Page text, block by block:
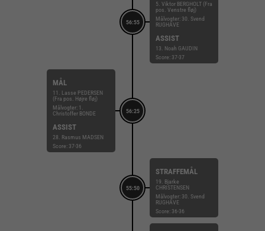
56:55
5. Viktor BERGHOLT (Fra
pos. Venstre fløj)
Målvogter: 30. Svend
RUGHAVE
ASSIST
13. Noah GAUDIN
Score: 37-37
56:25
MÅL
11. Lasse PEDERSEN
(Fra pos. Højre fløj)
Målvogter: 1.
Christoffer BONDE
ASSIST
28. Rasmus MADSEN
Score: 37-36
55:50
STRAFFEMÅL
19. Bjarke
CHRISTENSEN
Målvogter: 30. Svend
RUGHAVE
Score: 36-36